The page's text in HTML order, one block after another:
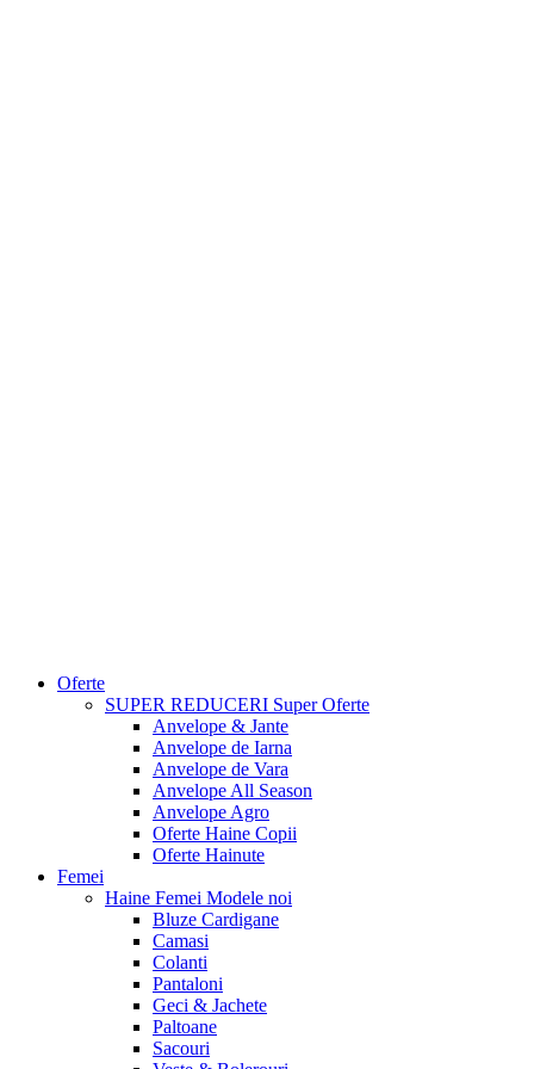
Oferte
SUPER REDUCERI Super Oferte
Anvelope & Jante
Anvelope de Iarna
Anvelope de Vara
Anvelope All Season
Anvelope Agro
Oferte Haine Copii
Oferte Hainute
Femei
Haine Femei Modele noi
Bluze Cardigane
Camasi
Colanti
Pantaloni
Geci & Jachete
Paltoane
Sacouri